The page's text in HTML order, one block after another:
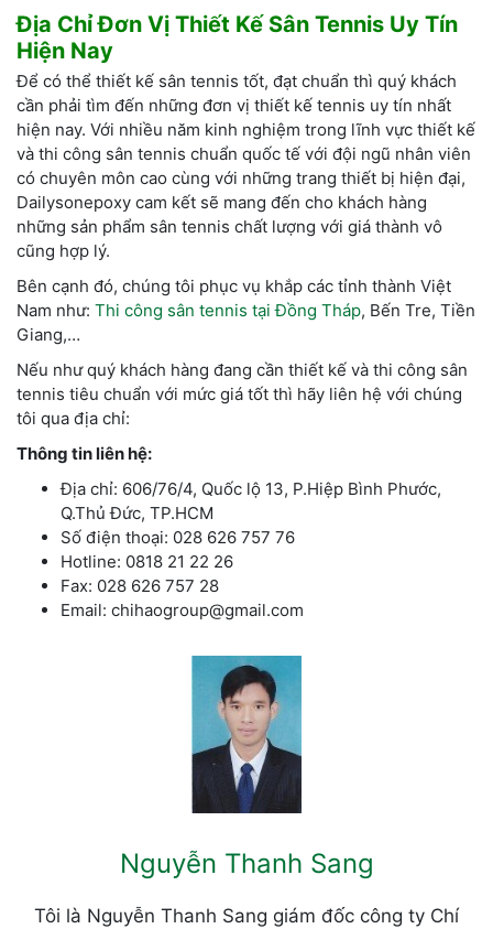
Địa Chỉ Đơn Vị Thiết Kế Sân Tennis Uy Tín
Hiện Nay
Để có thể thiết kế sân tennis tốt, đạt chuẩn thì quý khách
cần phải tìm đến những đơn vị thiết kế tennis uy tín nhất
hiện nay. Với nhiều năm kinh nghiệm trong lĩnh vực thiết kế
và thi công sân tennis chuẩn quốc tế với đội ngũ nhân viên
có chuyên môn cao cùng với những trang thiết bị hiện đại,
Dailysonepoxy cam kết sẽ mang đến cho khách hàng
những sản phẩm sân tennis chất lượng với giá thành vô
cũng hợp lý.
Bên cạnh đó, chúng tôi phục vụ khắp các tỉnh thành Việt
Nam như: Thi công sân tennis tại Đồng Tháp, Bến Tre, Tiền
Giang,…
Nếu như quý khách hàng đang cần thiết kế và thi công sân
tennis tiêu chuẩn với mức giá tốt thì hãy liên hệ với chúng
tôi qua địa chỉ:
Thông tin liên hệ:
Địa chỉ: 606/76/4, Quốc lộ 13, P.Hiệp Bình Phước,
Q.Thủ Đức, TP.HCM
Số điện thoại: 028 626 757 76
Hotline: 0818 21 22 26
Fax: 028 626 757 28
Email: chihaogroup@gmail.com
Nguyễn Thanh Sang
Tôi là Nguyễn Thanh Sang giám đốc công ty Chí